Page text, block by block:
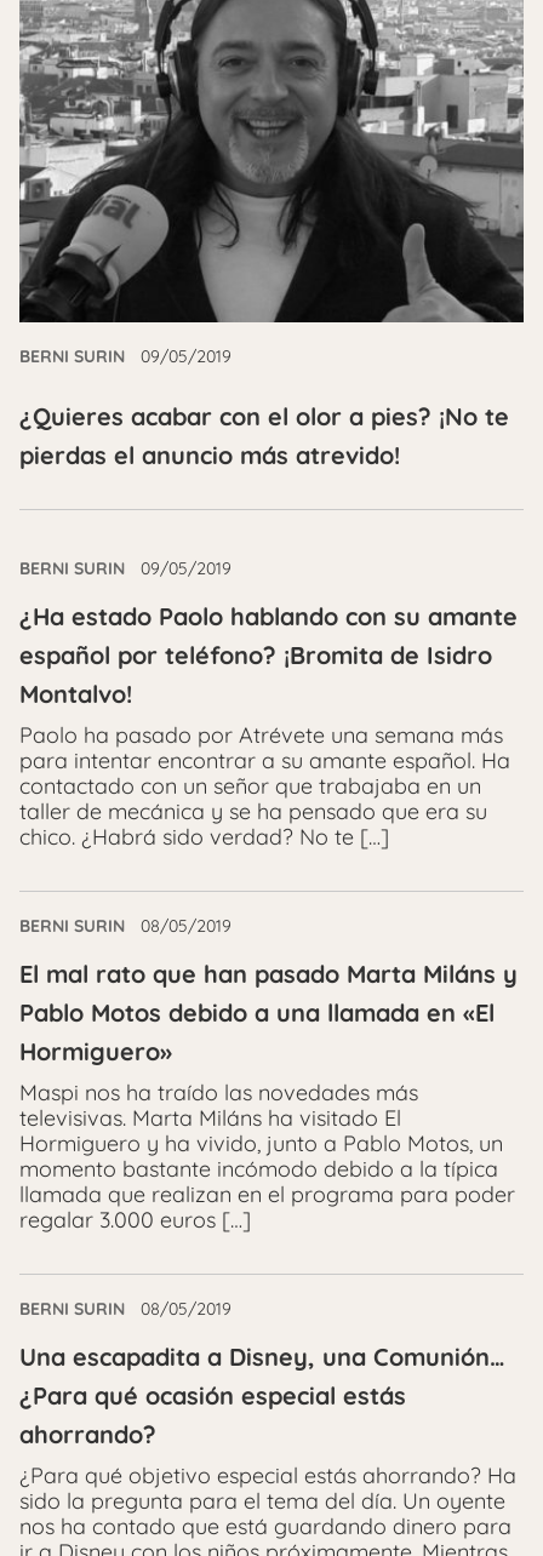
BERNI SURIN 09/05/2019
¿Quieres acabar con el olor a pies? ¡No te
pierdas el anuncio más atrevido!
BERNI SURIN 09/05/2019
¿Ha estado Paolo hablando con su amante
español por teléfono? ¡Bromita de Isidro
Montalvo!
Paolo ha pasado por Atrévete una semana más
para intentar encontrar a su amante español. Ha
contactado con un señor que trabajaba en un
taller de mecánica y se ha pensado que era su
chico. ¿Habrá sido verdad? No te […]
BERNI SURIN 08/05/2019
El mal rato que han pasado Marta Miláns y
Pablo Motos debido a una llamada en «El
Hormiguero»
Maspi nos ha traído las novedades más
televisivas. Marta Miláns ha visitado El
Hormiguero y ha vivido, junto a Pablo Motos, un
momento bastante incómodo debido a la típica
llamada que realizan en el programa para poder
regalar 3.000 euros […]
BERNI SURIN 08/05/2019
Una escapadita a Disney, una Comunión…
¿Para qué ocasión especial estás
ahorrando?
¿Para qué objetivo especial estás ahorrando? Ha
sido la pregunta para el tema del día. Un oyente
nos ha contado que está guardando dinero para